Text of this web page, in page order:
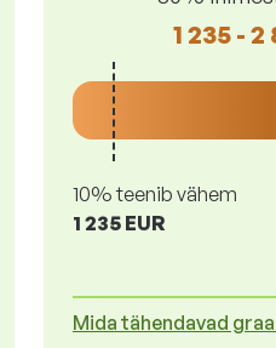
1 235 - 2
10% teenib vähem
1 235 EUR
Mida tähendavad